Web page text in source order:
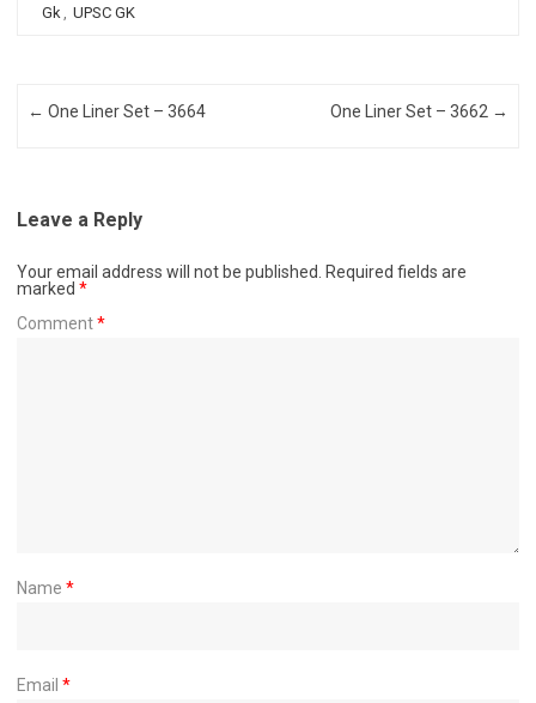
Gk, UPSC GK
Post navigation
← One Liner Set – 3664 One Liner Set – 3662 →
Leave a Reply
Your email address will not be published.
Required fields are
marked *
Comment*
Name *
Email *